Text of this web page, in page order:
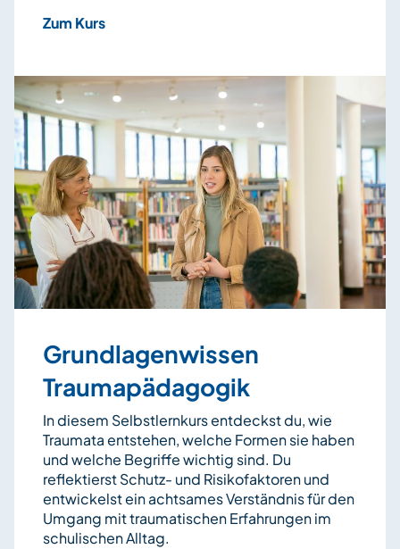
Zum Kurs
Grundlagenwissen
Traumapädagogik
In diesem Selbstlernkurs entdeckst du, wie
Traumata entstehen, welche Formen sie haben
und welche Begriffe wichtig sind. Du
reflektierst Schutz- und Risikofaktoren und
entwickelst ein achtsames Verständnis für den
Umgang mit traumatischen Erfahrungen im
schulischen Alltag.